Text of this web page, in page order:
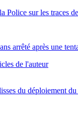
Police sur les traces
arrêté après une
de l'auteur
du déploiement